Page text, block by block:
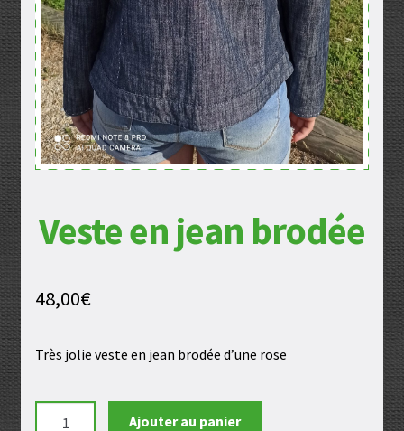
Veste en jean brodée
48,00€
Très jolie veste en jean brodée d’une rose
Ajouter au panier